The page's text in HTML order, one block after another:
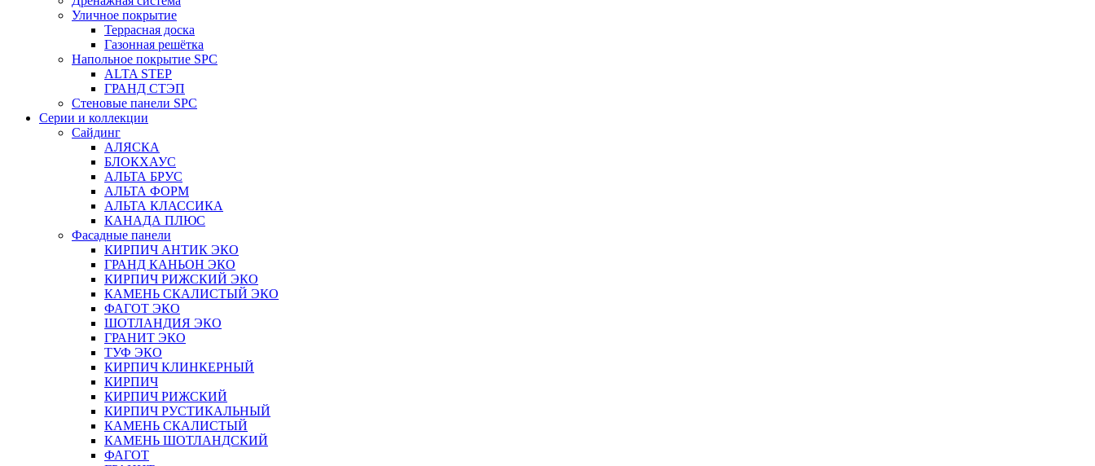
Уличное покрытие
Террасная доска
Газонная решётка
Напольное покрытие SPC
ALTA STEP
ГРАНД СТЭП
Стеновые панели SPC
Серии и коллекции
Сайдинг
АЛЯСКА
БЛОКХАУС
АЛЬТА БРУС
АЛЬТА ФОРМ
АЛЬТА КЛАССИКА
КАНАДА ПЛЮС
Фасадные панели
КИРПИЧ АНТИК ЭКО
ГРАНД КАНЬОН ЭКО
КИРПИЧ РИЖСКИЙ ЭКО
КАМЕНЬ СКАЛИСТЫЙ ЭКО
ФАГОТ ЭКО
ШОТЛАНДИЯ ЭКО
ГРАНИТ ЭКО
ТУФ ЭКО
КИРПИЧ КЛИНКЕРНЫЙ
КИРПИЧ
КИРПИЧ РИЖСКИЙ
КИРПИЧ РУСТИКАЛЬНЫЙ
КАМЕНЬ СКАЛИСТЫЙ
КАМЕНЬ ШОТЛАНДСКИЙ
ФАГОТ